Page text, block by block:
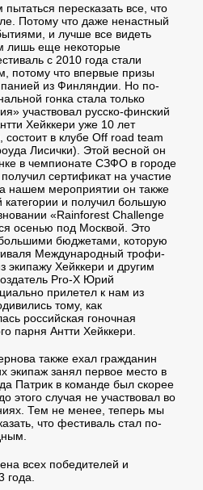
пересказать все, что
Потому что даже ненастный
и лучше все видеть
лишь еще некоторые
с 2010 года стали
потому что впервые призы
из Финляндии. Но по-
гонка стала только
участвовал русско-финский
Хейккери уже 10 лет
в клубе Off road team
Лисички). Этой весной он
в чемпионате СЗФО в городе
сертификат на участие
нашем мероприятии он также
категории и получил большую
«Rainforest Challenge
осенью под Москвой. Это
бюджетами, которую
Международный трофи-
экипажу Хейккери и другим
Pro-X Юрий
прилетел к нам из
тому, как
российская гоночная
парня Антти Хейккери.
также ехал гражданин
экипаж занял первое место в
Патрик в команде был скорее
этого случая не участвовал во
Тем не менее, теперь мы
что фестиваль стал по-
всех победителей и
года.